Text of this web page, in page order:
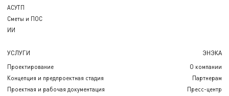
АСУТП
Сметы и ПОС
ИИ
УСЛУГИ
Проектирование
Концепция и предпроектная стадия
Проектная и рабочая документация
ЭНЭКА
О компании
Партнерам
Пресс-центр